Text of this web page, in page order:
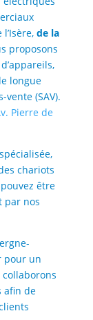
de la
proposons
longue
(SAV).
Pierre de
chariots
être
par nos
pour un
afin de